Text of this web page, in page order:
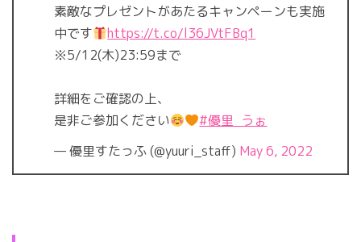
素敵なプレゼントがあたるキャンペーンも実施
中です
https://t.co/l36JVtFBq1
※5/12(木)23:59まで
詳細をご確認の上、
是非ご参加ください
#優里_うぉ
— 優里すたっふ (@yuuri_staff) May 6, 2022